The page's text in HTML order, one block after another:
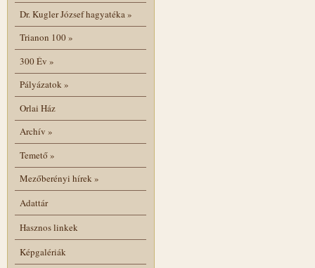
Dr. Kugler József hagyatéka»
Trianon 100»
300 Év »
Pályázatok»
Orlai Ház
Archív »
Temető»
Mezőberényi hírek»
Adattár
Hasznos linkek
Képgalériák